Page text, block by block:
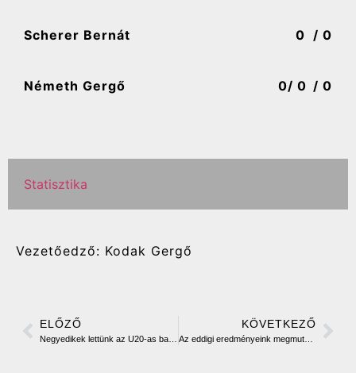
Scherer Bernát 0 / 0
Németh Gergő 0/ 0 / 0
Statisztika
Vezetőedző: Kodak Gergő
ELŐZŐ KÖVETKEZŐ
Az eddigi eredményeink megmutatják, hogy mire vagyunk képesek – interjú Somogyfoki Péterrel